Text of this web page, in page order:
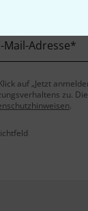
Mail-Adresse*
auf „Jetzt
zu.
.